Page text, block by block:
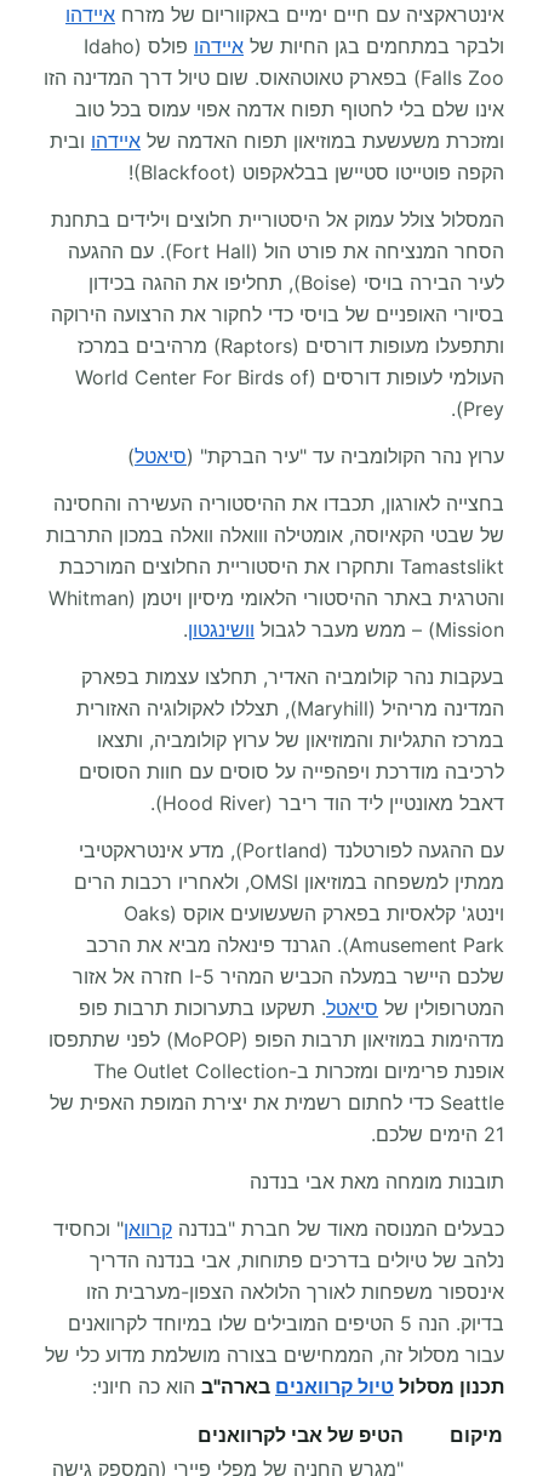
אינטראקציה עם חיים ימיים באקווריום של מזרח איידהו
ולבקר במתחמים בגן החיות של איידהו
פולס (Idaho
Falls Zoo) בפארק טאוטהאוס. שום טיול דרך המדינה הזו
אינו שלם בלי לחטוף תפוח אדמה אפוי עמוס בכל טוב
ומזכרת משעשעת במוזיאון תפוח האדמה של איידהו ובית
הקפה פוטייטו סטיישן בבלאקפוט (Blackfoot)!
המסלול צולל עמוק אל היסטוריית חלוצים וילידים בתחנת
הסחר המנציחה את פורט הול (Fort Hall). עם ההגעה
לעיר הבירה בויסי (Boise), תחליפו את ההגה בכידון
בסיורי האופניים של בויסי כדי לחקור את הרצועה הירוקה
ותתפעלו מעופות דורסים (Raptors) מרהיבים במרכז
העולמי לעופות דורסים (World Center For Birds of
Prey).
ערוץ נהר הקולומביה עד "עיר הברקת" (סיאטל)
בחצייה לאורגון, תכבדו את ההיסטוריה העשירה והחסינה
של שבטי הקאיוסה, אומטילה ווואלה וואלה במכון התרבות
Tamastslikt ותחקרו את היסטוריית החלוצים המורכבת
והטרגית באתר ההיסטורי הלאומי מיסיון ויטמן (Whitman
Mission) – ממש מעבר לגבול
וושינגטון.
בעקבות נהר קולומביה האדיר, תחלצו עצמות בפארק
המדינה מריהיל (Maryhill), תצללו לאקולוגיה האזורית
במרכז התגליות והמוזיאון של ערוץ קולומביה, ותצאו
לרכיבה מודרכת ויפהפייה על סוסים עם חוות הסוסים
דאבל מאונטיין ליד הוד ריבר (Hood River).
עם ההגעה לפורטלנד (Portland), מדע אינטראקטיבי
ממתין למשפחה במוזיאון OMSI, ולאחריו רכבות הרים
וינטג' קלאסיות בפארק השעשועים אוקס (Oaks
Amusement Park). הגרנד פינאלה מביא את הרכב
שלכם היישר במעלה הכביש המהיר I-5 חזרה אל אזור
המטרופולין של סיאטל. תשקעו בתערוכות תרבות פופ
מדהימות במוזיאון תרבות הפופ (MoPOP) לפני שתתפסו
אופנת פרימיום ומזכרות ב-The Outlet Collection
Seattle כדי לחתום רשמית את יצירת המופת האפית של
21 הימים שלכם.
תובנות מומחה מאת אבי בנדנה
כבעלים המנוסה מאוד של חברת "בנדנה קרוואן" וכחסיד
נלהב של טיולים בדרכים פתוחות, אבי בנדנה הדריך
אינספור משפחות לאורך הלולאה הצפון-מערבית הזו
בדיוק. הנה 5 הטיפים המובילים שלו במיוחד לקרוואנים
עבור מסלול זה, הממחישים בצורה מושלמת מדוע כלי של
תכנון מסלול טיול קרוואנים בארה"ב הוא כה חיוני:
מיקום
הטיפ של אבי לקרוואנים
"מגרש החניה של מפלי פיירי (המספק גישה